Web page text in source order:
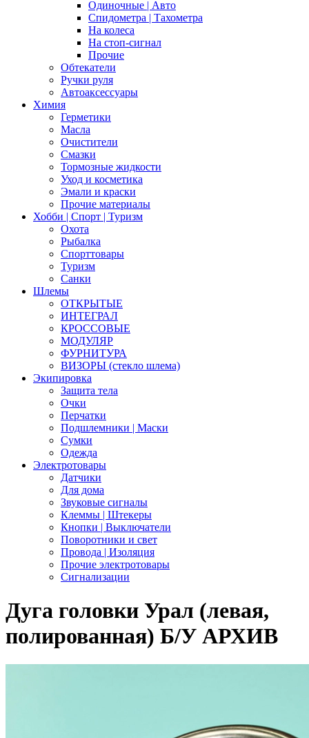
Одиночные | Авто
Спидометра | Тахометра
На колеса
На стоп-сигнал
Прочие
Обтекатели
Ручки руля
Автоаксессуары
Химия
Герметики
Масла
Очистители
Смазки
Тормозные жидкости
Уход и косметика
Эмали и краски
Прочие материалы
Хобби | Cпорт | Туризм
Охота
Рыбалка
Спорттовары
Туризм
Санки
Шлемы
ОТКРЫТЫЕ
ИНТЕГРАЛ
КРОССОВЫЕ
МОДУЛЯР
ФУРНИТУРА
ВИЗОРЫ (стекло шлема)
Экипировка
Защита тела
Очки
Перчатки
Подшлемники | Маски
Сумки
Одежда
Электротовары
Датчики
Для дома
Звуковые сигналы
Клеммы | Штекеры
Кнопки | Выключатели
Поворотники и свет
Провода | Изоляция
Прочие электротовары
Сигнализации
Дуга головки Урал (левая,
полированная) Б/У АРХИВ